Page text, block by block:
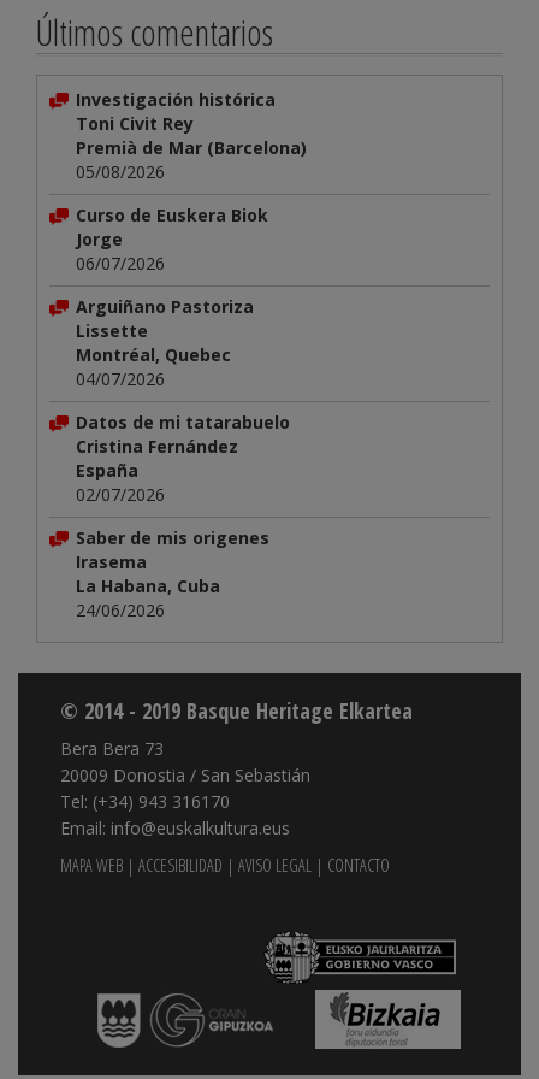
Últimos comentarios
Investigación histórica
Toni Civit Rey
Premià de Mar (Barcelona)
05/08/2026
Curso de Euskera Biok
Jorge
06/07/2026
Arguiñano Pastoriza
Lissette
Montréal, Quebec
04/07/2026
Datos de mi tatarabuelo
Cristina Fernández
España
02/07/2026
Saber de mis origenes
Irasema
La Habana, Cuba
24/06/2026
© 2014 - 2019 Basque Heritage Elkartea
Bera Bera 73
20009 Donostia / San Sebastián
Tel: (+34) 943 316170
Email: info@euskalkultura.eus
MAPA WEB | ACCESIBILIDAD | AVISO LEGAL | CONTACTO